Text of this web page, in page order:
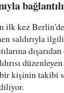
ilk kez
saldırıyla
kişinin takibi